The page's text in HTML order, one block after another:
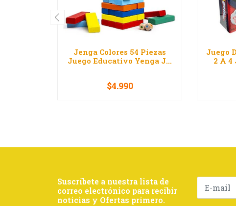
Jenga Colores 54 Piezas
Juego Educativo Yenga J...
+
$4.990
Juego
2 A 4
Suscríbete a nuestra lista de
correo electrónico para recibir
noticias y Ofertas primero.